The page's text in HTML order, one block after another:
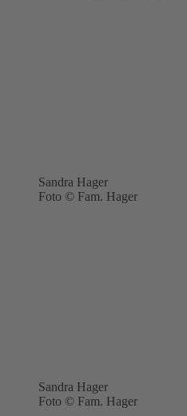
Sandra Hager
Foto © Fam. Hager
Sandra Hager
Foto © Fam. Hager